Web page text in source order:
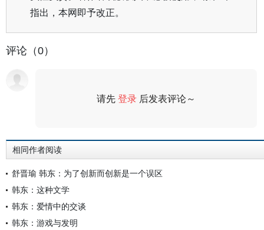
指出，本网即予改正。
评论（0）
请先登录 后发表评论～
相同作者阅读
舒晋瑜 韩东：为了创新而创新是一个误区
韩东：这种文学
韩东：爱情中的交谈
韩东：游戏与发明